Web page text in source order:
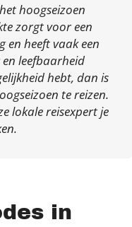
hoogseizoen
zorgt voor een
en heeft vaak een
leefbaarheid
hebt, dan is
te reizen.
lokale reisexpert je
in